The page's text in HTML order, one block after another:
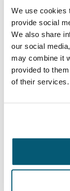
We use cookies
provide social
We also share
our social
may combine it
provided to
of their services.
Politique de
Si vous n'êtes
vous pouvez le
d'origine dans
date d'achat, en
échange.
Case Logic
européennes
biens de
droits en tant
législation